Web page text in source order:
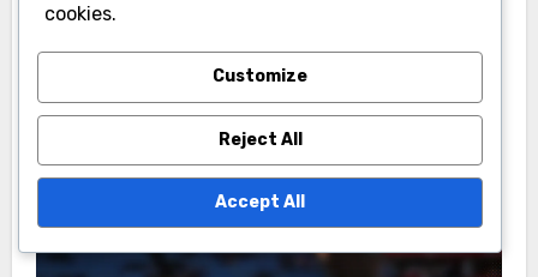
jugadores a aumentar su velocidad en el campo.
cookies.
Customize
Reject All
Accept All